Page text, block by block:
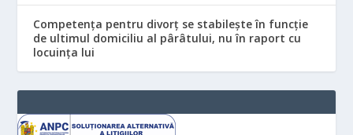
Competența pentru divorț se stabilește în funcție
de ultimul domiciliu al pârâtului, nu în raport cu
locuinţa lui